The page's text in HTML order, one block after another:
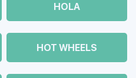
HOLA
HOT WHEELS